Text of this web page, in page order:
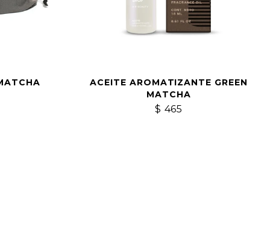
ACEITE AROMATIZANTE GREEN
MATCHA
$ 465